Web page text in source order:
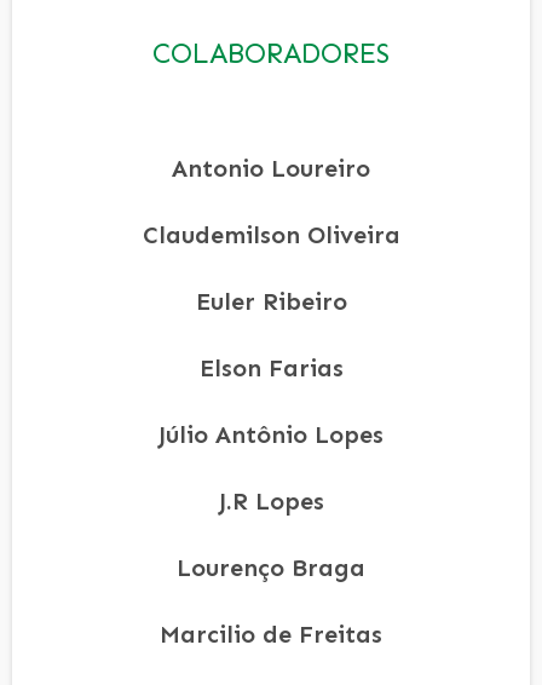
COLABORADORES
Antonio Loureiro
Claudemilson Oliveira
Euler Ribeiro
Elson Farias
Júlio Antônio Lopes
J.R Lopes
Lourenço Braga
Marcilio de Freitas